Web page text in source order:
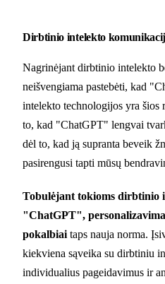
Dirbtinio intelekto
Nagrinėjant dirbtinio intelekto
neišvengiama pastebėti, kad
intelekto technologijos yra
to, kad "ChatGPT" lengvai
dėl to, kad ją supranta beveik
pasirengusi tapti mūsų
Tobulėjant tokioms dirbtinio
"ChatGPT",
pokalbiai taps nauja norma.
kiekviena sąveika su dirbtiniu
individualius pageidavimus ir